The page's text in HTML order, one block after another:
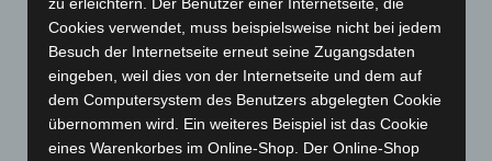
Über uns
Veranstaltungen
1.888
Welt
1.271
Cookies verwendet, muss beispielsweise nicht bei jedem
Besuch der Internetseite erneut seine Zugangsdaten
eingeben, weil dies von der Internetseite und dem auf
dem Computersystem des Benutzers abgelegten Cookie
übernommen wird. Ein weiteres Beispiel ist das Cookie
eines Warenkorbes im Online-Shop. Der Online-Shop